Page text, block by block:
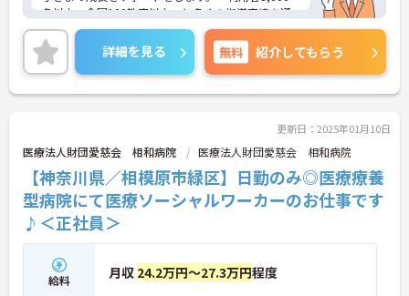
名以上、全国100教室以上」と多くの指導実績を通
して培ったノウハウもあり、満足度の高いサービス
の提供とともに、自身の療育分野でのスキル向上も
目指せます。年間休日は120日前後とプライベート
との両立もしやすいです。
ご興味のある方はお気軽にお問い合わせ下さい。さ
詳細を見る 無料 紹介してもらう
更新日：2025年01月10日
医療法人財団愛慈会 相和病院 医療法人財団愛慈会 相和病院
【神奈川県／相模原市緑区】日勤のみ◎医療療養
型病院にて医療ソーシャルワーカーのお仕事です
♪＜正社員＞
給料 月収 24.2万円～27.3万円程度